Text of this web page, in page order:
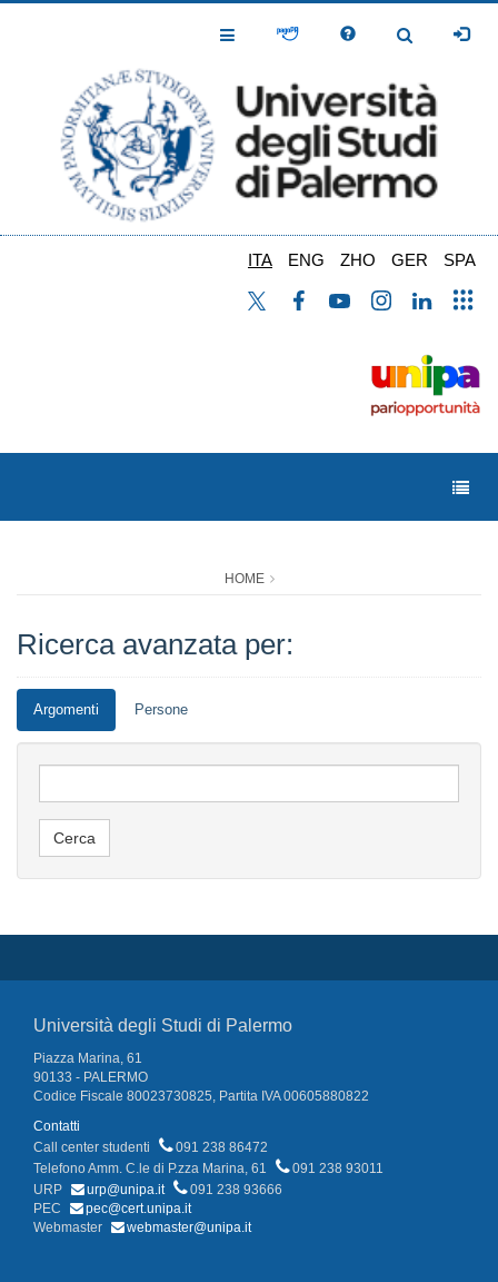
Toggle
Toggle
ITA ENG ZHO GER SPA
HOME
Ricerca avanzata per:
Argomenti Persone
Università degli Studi di Palermo
Piazza Marina, 61
90133 - PALERMO
Codice Fiscale 80023730825, Partita IVA 00605880822
Contatti
Call center studenti
091 238 86472
Telefono Amm. C.le di P.zza Marina, 61
091 238 93011
URP
urp@unipa.it
091 238 93666
PEC
pec@cert.unipa.it
Webmaster
webmaster@unipa.it